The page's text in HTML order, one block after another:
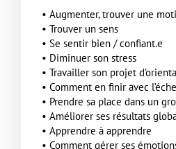
• Augmenter, trouver une
• Trouver un sens
• Se sentir bien / confiant.e
• Diminuer son stress
• Travailler son projet
• Comment en finir avec
• Prendre sa place dans un
• Améliorer ses résultats
• Apprendre à apprendre
• Comment gérer ses